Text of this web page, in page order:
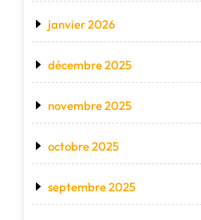
janvier 2026
décembre 2025
novembre 2025
octobre 2025
septembre 2025